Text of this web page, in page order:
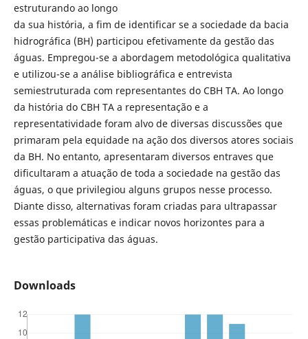
estruturando ao longo
da sua história, a fim de identificar se a sociedade da bacia
hidrográfica (BH) participou efetivamente da gestão das
águas. Empregou-se a abordagem metodológica qualitativa
e utilizou-se a análise bibliográfica e entrevista
semiestruturada com representantes do CBH TA. Ao longo
da história do CBH TA a representação e a
representatividade foram alvo de diversas discussões que
primaram pela equidade na ação dos diversos atores sociais
da BH. No entanto, apresentaram diversos entraves que
dificultaram a atuação de toda a sociedade na gestão das
águas, o que privilegiou alguns grupos nesse processo.
Diante disso, alternativas foram criadas para ultrapassar
essas problemáticas e indicar novos horizontes para a
gestão participativa das águas.
Downloads